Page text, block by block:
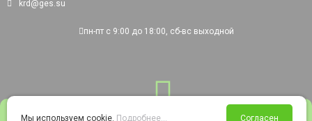
krd@ges.su
пн-пт с 9:00 до 18:00, сб-вс выходной
Мы используем cookie. Подробнее... Согласен